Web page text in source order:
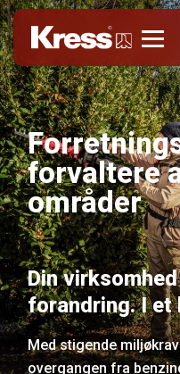
forvaltere
områder
Din
forandring. I et
Med stigende
overgangen fra